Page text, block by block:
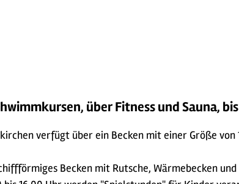
über Fitness und Sauna,
verfügt über ein Becken mit einer Größe
Becken mit Rutsche, Wärmebecken